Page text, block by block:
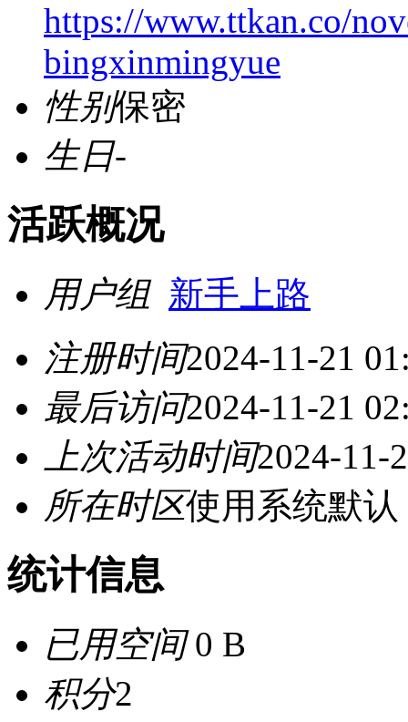
https://www.ttkan.co/
bingxinmingyue
性别保密
生日-
活跃概况
用户组 新手上路
注册时间2024-11-21
最后访问2024-11-21
上次活动时间2024-11-
所在时区使用系统默认
统计信息
已用空间0 B
积分2